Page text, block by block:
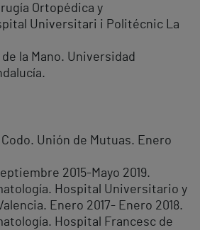
Ortopédica y
Universitari i Politécnic La
la Mano. Universidad
Codo. Unión de Mutuas. Enero
2015-Mayo 2019.
Hospital Universitario y
Enero 2017- Enero 2018.
Hospital Francesc de